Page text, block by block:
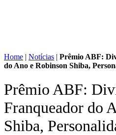
Home | Notícias | Prêmio ABF:
do Ano e Robinson Shiba,
Prêmio ABF:
Franqueador do
Shiba,